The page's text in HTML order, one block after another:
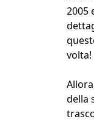
2005
volta!
della